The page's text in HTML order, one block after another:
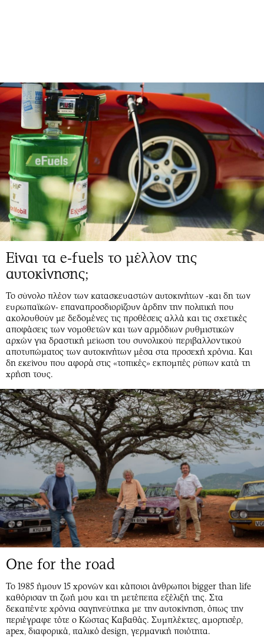
Είναι τα e-fuels το μέλλον της
αυτοκίνησης;
Το σύνολο πλέον των κατασκευαστών αυτοκινήτων -και δη των
ευρωπαϊκών- επαναπροσδιορίζουν άρδην την πολιτική που
ακολουθούν με δεδομένες τις προθέσεις αλλά και τις σχετικές
αποφάσεις των νομοθετών και των αρμόδιων ρυθμιστικών
αρχών για δραστική μείωση του συνολικού περιβαλλοντικού
αποτυπώματος των αυτοκινήτων μέσα στα προσεχή χρόνια. Και
δη εκείνου που αφορά στις «τοπικές» εκπομπές ρύπων κατά τη
χρήση τους.
One for the road
Το 1985 ήμουν 15 χρονών και κάποιοι άνθρωποι bigger than life
καθόρισαν τη ζωή μου και τη μετέπειτα εξέλιξή της. Στα
δεκαπέντε χρόνια σαγηνεύτηκα με την αυτοκίνηση, όπως την
περιέγραφε τότε ο Κώστας Καβαθάς. Συμπλέκτες, αμορτισέρ,
apex, διαφορικά, ιταλικό design, γερμανική ποιότητα.